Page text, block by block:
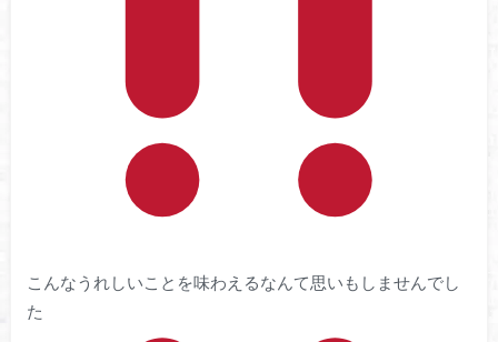
こんなうれしいことを味わえるなんて思いもしませんでし
た